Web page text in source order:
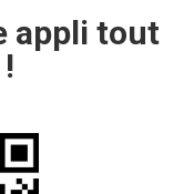
appli tout